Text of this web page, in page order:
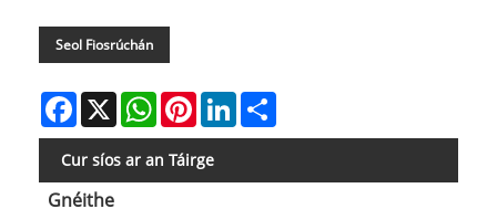
Seol Fiosrúchán
Facebook
X WhatsAppPinterestLinkedIn
Cur síos ar an Táirge
Gnéithe